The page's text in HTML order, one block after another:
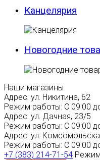
Канцелярия
Новогодние
Наши магазины
Адрес: ул. Никитина, 62
Режим работы: С 09:00
Адрес: ул. Дачная, 23/5
Режим работы: С 09:00
Адрес: ул.
Режим работы: С 09:00
+7 (383) 214-71-54